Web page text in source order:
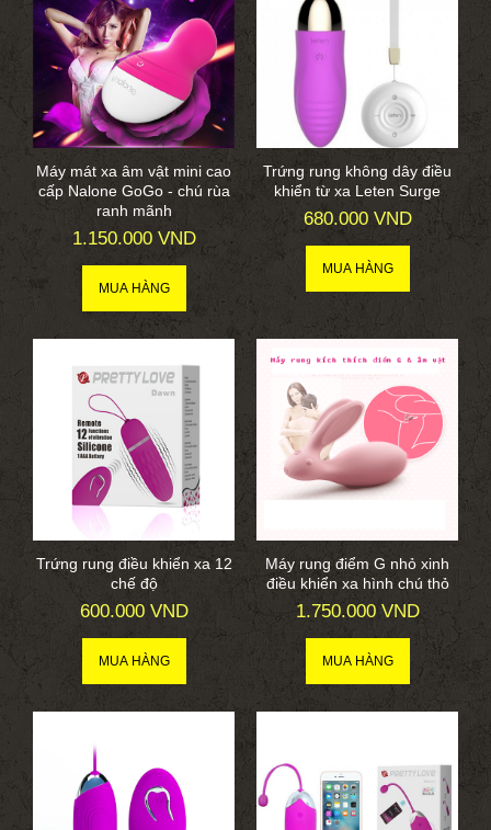
Máy mát xa âm vật mini cao
cấp Nalone GoGo - chú rùa
ranh mãnh
1.150.000 VND
Trứng rung không dây điều
khiển từ xa Leten Surge
680.000 VND
Trứng rung điều khiển xa 12
chế độ
600.000 VND
Máy rung điểm G nhỏ xinh
điều khiển xa hình chú thỏ
1.750.000 VND